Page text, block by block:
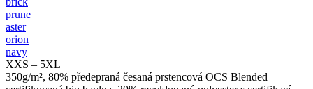
prune
aster
orion
navy
XXS – 5XL
350g/m², 80% předepraná česaná prstencová OCS Blended